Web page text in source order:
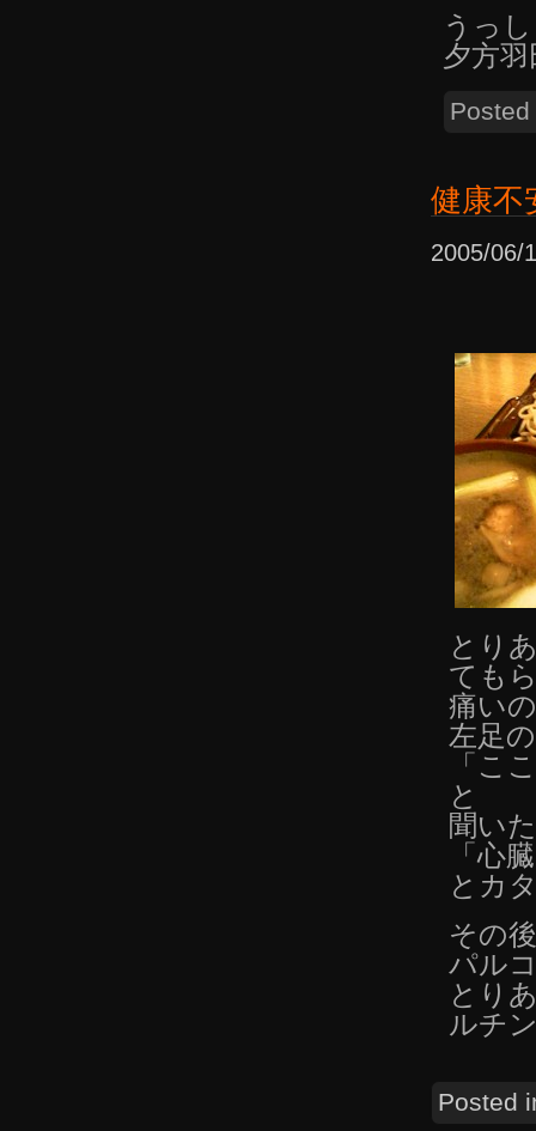
うっ
夕方
健康不
2005/
とり
ても
痛い
左足
「こ
と
聞い
「心
とカ
その
パル
とり
ルチ
Posted